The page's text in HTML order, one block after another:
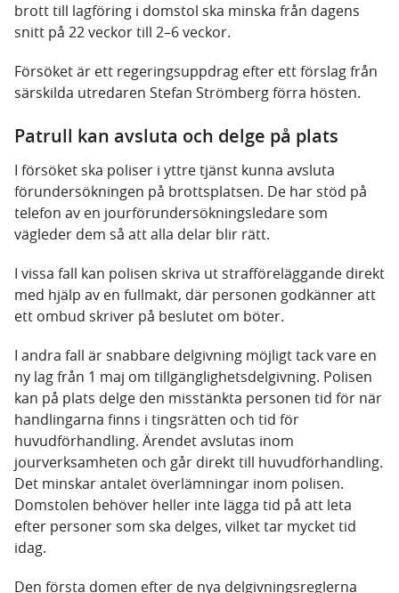
brott till lagföring i domstol ska minska från dagens
snitt på 22 veckor till 2–6 veckor.
Försöket är ett regeringsuppdrag efter ett förslag från
särskilda utredaren Stefan Strömberg förra hösten.
Patrull kan avsluta och delge på plats
I försöket ska poliser i yttre tjänst kunna avsluta
förundersökningen på brottsplatsen. De har stöd på
telefon av en jourförundersökningsledare som
vägleder dem så att alla delar blir rätt.
I vissa fall kan polisen skriva ut strafföreläggande direkt
med hjälp av en fullmakt, där personen godkänner att
ett ombud skriver på beslutet om böter.
I andra fall är snabbare delgivning möjligt tack vare en
ny lag från 1 maj om tillgänglighetsdelgivning. Polisen
kan på plats delge den misstänkta personen tid för när
handlingarna finns i tingsrätten och tid för
huvudförhandling. Ärendet avslutas inom
jourverksamheten och går direkt till huvudförhandling.
Det minskar antalet överlämningar inom polisen.
Domstolen behöver heller inte lägga tid på att leta
efter personer som ska delges, vilket tar mycket tid
idag.
Den första domen efter de nya delgivningsreglerna